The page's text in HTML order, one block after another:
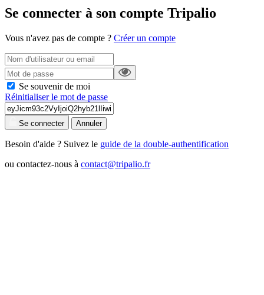
Se connecter à son compte Tripalio
Vous n'avez pas de compte ? Créer un compte
Se souvenir de moi
Réinitialiser le mot de passe
Se connecter Annuler
Besoin d'aide ? Suivez le guide de la double-authentification
ou contactez-nous à contact@tripalio.fr